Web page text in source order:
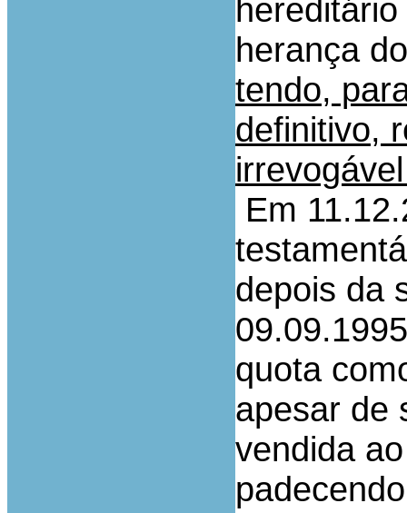
herança
tendo,
definitivo,
Em
depois da
quota
apesar de
vendida